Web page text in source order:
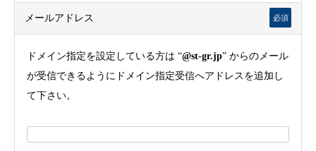
メールアドレス 必須
ドメイン指定を設定している方は “@st-gr.jp” からのメール
が受信できるようにドメイン指定受信へアドレスを追加し
て下さい。